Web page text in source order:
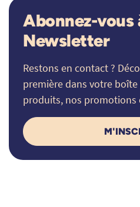
Abonnez-vous
Newsletter
Restons en contact ?
première dans votre
produits, nos promotions